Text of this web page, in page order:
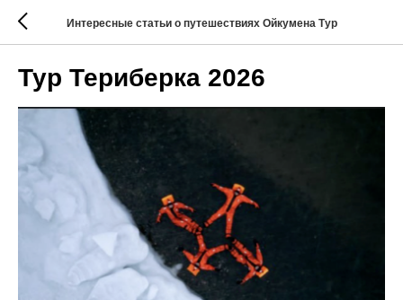
Интересные статьи о путешествиях Ойкумена Тур
Тур Териберка 2026